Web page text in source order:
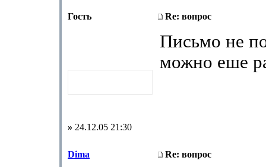
Гость Re: вопрос
Письмо не
можно еше
» 24.12.05 21:30
Dima
Re: вопрос